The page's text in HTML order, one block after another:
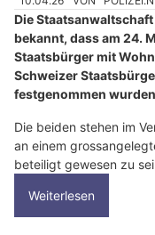
Die
bekannt, dass am 24.
Staatsbürger mit
Schweizer
festgenommen
Die beiden stehen im
an einem
beteiligt gewesen zu
Weiterlesen